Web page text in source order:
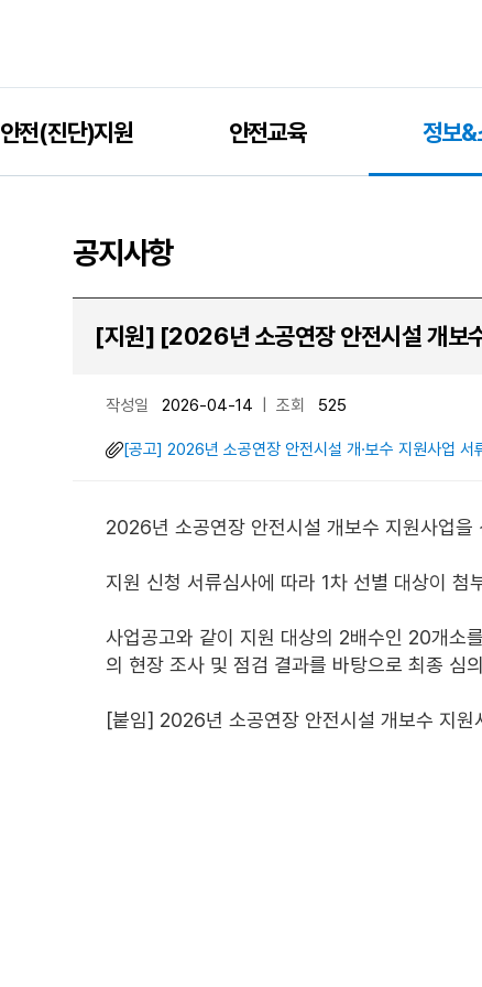
안전(진단)지원 안전교육 정보&
공지사항
[지원] [2026년 소공연장 안전시설 개보
작성일 2026-04-14 조회 525
[공고] 2026년 소공연장 안전시설 개·보수 지원사업
2026년 소공연장 안전시설 개보수 지원사업을
지원 신청 서류심사에 따라 1차 선별 대상이 첨
사업공고와 같이 지원 대상의 2배수인 20개소
의 현장 조사 및 점검 결과를 바탕으로 최종 심
[붙임] 2026년 소공연장 안전시설 개보수 지원